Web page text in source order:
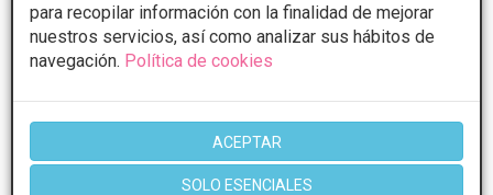
para recopilar información con la finalidad de mejorar
nuestros servicios, así como analizar sus hábitos de
navegación. Política de cookies
ACEPTAR
SOLO ESENCIALES
PRIMERA CONSULTA GRATUITA & FINANCIACIÓN A
MEDIDA
CONSULTAR/CITA/PRESUPUESTO